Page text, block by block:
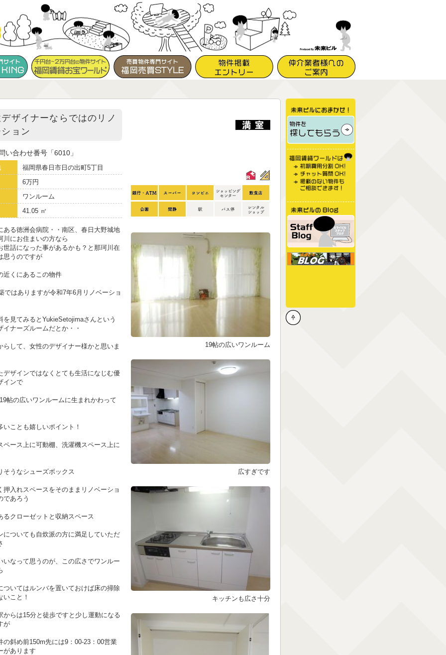
ザイナーならではのリノ
ョン
い合わせ番号
6010
福岡県春日市日の出町5丁目
6万円
ワンルーム
41.05 ㎡
ある徳洲会病院・・南区、春日大野城地
川にお住まいの方なら
世話になった事があるかも？と那珂川在
思うのですが
近くにあるこの物件
ではありますが令和7年6月リノベーショ
を見てみるとYukieSetojimaさんという
イナーズルームだとか・・
らして、女性のデザイナー様かと思いま
デザインではなくとても生活になじむ優
インで
帖の広いワンルームに生まれかわって
いことも嬉しいポイント！
ペース上に可動棚、洗濯機スペース上に
そうなシューズボックス
押入れスペースをそのままリノベーショ
であろう
るクローゼットと収納スペース
についても自炊派の方に満足していただ
いなって思うのが、この広さでワンルー
ついてはルンバを置いておけば床の掃除
いこと！
からは15分と徒歩ですと少し運動になる
が
の斜め前150m先には9：00-23：00営業
があります
19帖の広いワンルーム
広すぎです
キッチンも広さ十分